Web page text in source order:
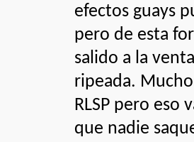
efectos guays
pero de esta
salido a la
ripeada.
RLSP pero eso
que nadie